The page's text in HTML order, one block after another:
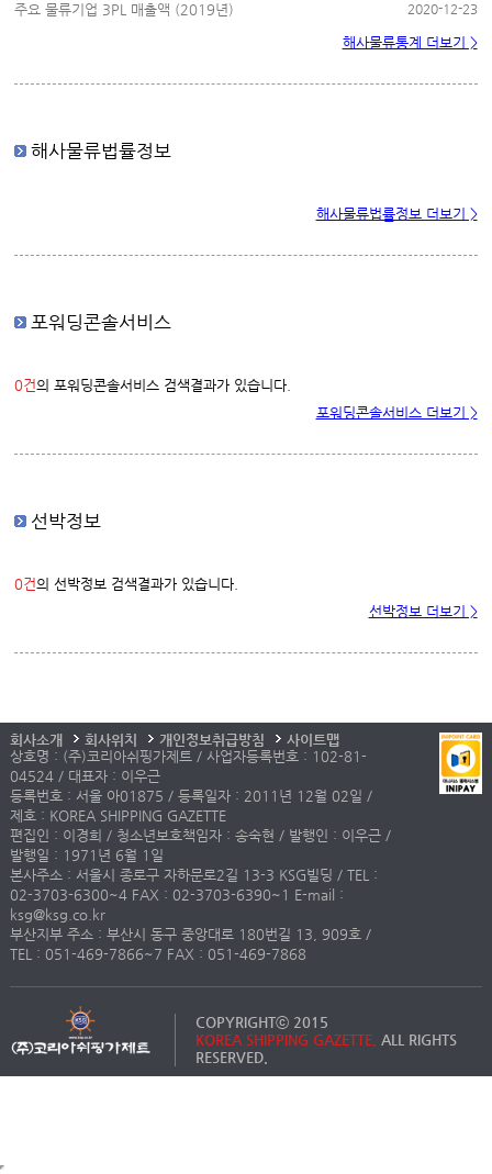
주요 물류기업 3PL 매출액 (2019년) 2020-12-23
해사물류통계 더보기 >
해사물류법률정보
해사물류법률정보 더보기 >
포워딩콘솔서비스
0건의 포워딩콘솔서비스 검색결과가 있습니다.
포워딩콘솔서비스 더보기 >
선박정보
0건의 선박정보 검색결과가 있습니다.
선박정보 더보기 >
회사소개 회사위치 개인정보취급방침
사이트맵
상호명 : (주)코리아쉬핑가제트 / 사업자등록번호 : 102-81-
04524 / 대표자 : 이우근
등록번호 : 서울 아01875 / 등록일자 : 2011년 12월 02일 /
제호 : KOREA SHIPPING GAZETTE
편집인 : 이경희 / 청소년보호책임자 : 송숙현 / 발행인 : 이우근 /
발행일 : 1971년 6월 1일
본사주소 : 서울시 종로구 자하문로2길 13-3 KSG빌딩 / TEL :
02-3703-6300~4 FAX : 02-3703-6390~1 E-mail :
ksg@ksg.co.kr
부산지부 주소 : 부산시 동구 중앙대로 180번길 13, 909호 /
TEL : 051-469-7866~7 FAX : 051-469-7868
COPYRIGHTⓒ 2015
KOREA SHIPPING GAZETTE. ALL RIGHTS
RESERVED.